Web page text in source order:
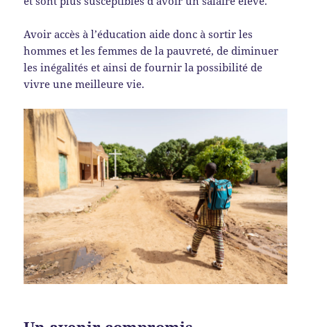
Avoir accès à l’éducation aide donc à sortir les
hommes et les femmes de la pauvreté, de diminuer
les inégalités et ainsi de fournir la possibilité de
vivre une meilleure vie.